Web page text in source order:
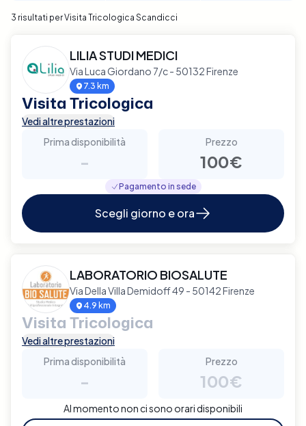
3 risultati per Visita Tricologica Scandicci
LILIA STUDI MEDICI
Via Luca Giordano 7/c - 50132 Firenze
7.3 km
Visita Tricologica
Vedi altre prestazioni
Prima disponibilità
-
Prezzo
100€
Pagamento in sede
Scegli giorno e ora
LABORATORIO BIOSALUTE
Via Della Villa Demidoff 49 - 50142 Firenze
4.9 km
Visita Tricologica
Vedi altre prestazioni
Prima disponibilità
-
Prezzo
100€
Al momento non ci sono orari disponibili